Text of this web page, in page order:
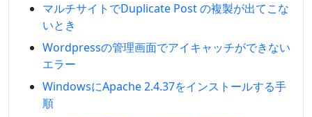
マルチサイトでDuplicate Post の複製が出てこな
いとき
Wordpressの管理画面でアイキャッチができない
エラー
WindowsにApache 2.4.37をインストールする手
順